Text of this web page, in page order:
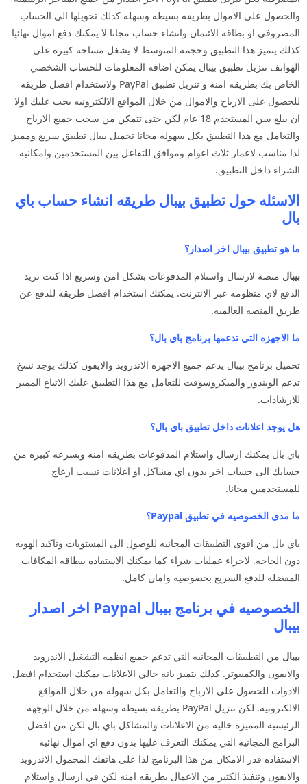
والحصول على الاموال بطريقه بسيطه وسهله كذلك تحويلها الى الحساب
المصروفي او بطاقه الائتمان وانشاء حساب مجانا لا يمكنك دفع اموال نهائيا
كذلك يتميز هذا التطبيق وحجمه المتوسط لا يشغل مساحه كبيره على
الهواتف تنزيل تطبيق بيبال يمكن اضافه المعلومات للحساب الشخصي
الخاص بك بطريقه امنه و تنزيل تطبيق PayPal ولاستخدام افضل طريقه
للحصول على الارباح والاموال من خلال المواقع الالكترونيه يجب عليك اولا
ان يبلغ سن المستخدم 18 عام لكن حتى تتمكن من سحب جميع الارباح
والتعامل مع هذا التطبيق بكل سهوله مجانا تحميل بيبال تطبيق سريع ومميز
لذا مناسب لاعمار ثلاث اعوام وموافق للتفاعل بين المستخدمين وامكانيه
الشراء داخل التطبيق.
الاسئله حول تطبيق بيبال طريقه انشاء حساب باي
بال
ما هو تطبيق بيبال اخر اصدار؟
بيبال منصه لارسال واستلام المدفوعات بشكل امن وسريع اذا كنت تريد
الدفع لاي منظومه عبر الانترنت. يمكنك استخدام افضل طريقه للدفع عن
طريق المنصه العالميه.
ما الاجهزه التي تدعمها برنامج باي بال؟
تحميل برنامج بيبال يدعم جميع الاجهزه الاندرويد والايفون كذلك يوجد نسخ
تدعم الويندوز والميكروسوفت للتعامل مع هذا التطبيق عليك الاتباع المميز
للارشادات.
هل يوجد اعلانات داخل تطبيق باي بال؟
باي بال يمكنك ارسال واستلام المدفوعات بطريقه امنه وبسرعه كبيره من
حسابك الى حساب اخر بدون اي مشاكل او اعلانات تسبب ازعاج
للمستخدمين مجانا.
ما مدى الخصوصيه في تطبيق Paypal؟
باي بال من اقوى التطبيقات المجانيه للوصول الى المستويات وتاكيد الهويه
دون الحاجه. لاجراء عمليات شراء كما يمكنك الاستفاده ببطاقه المكافات
المفضله للدفع السريع بخصوصيه وامان كامل.
الخصوصيه في برنامج بيبال Paypal اخر اصدار
بيبال
بيبال من التطبيقات المجانيه التي تدعم جميع انظمه التشغيل الاندرويد
والايفون والكمبيوتر. كذلك يتميز بانه خالي الاعلانات يمكنك استخدام افضل
الادوات للحصول على الارباح والتعامل بكل سهوله من خلال المواقع
الالكترونيه. لكن تنزيل PayPal بطريقه بسيطه وسهله من خلال الوجهه
الرئيسيه المميزه خاليه من الاعلانات والمشاكل باي بال لكن من افضل
البرامج المجانيه التي يمكنك التعرف عليها بدون دفع اي اموال نهائيه
الاستفاده قدر الامكان من هذا البرنامج لذا على هاتفك المحمول الاندرويد
والايفون وتنفيذ الكثير من الاعمال بطريقه امنه لكن في ارسال واستلام